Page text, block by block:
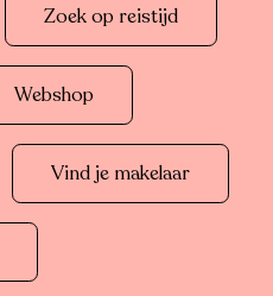
Zoek op reistijd
Webshop
Vind je makelaar